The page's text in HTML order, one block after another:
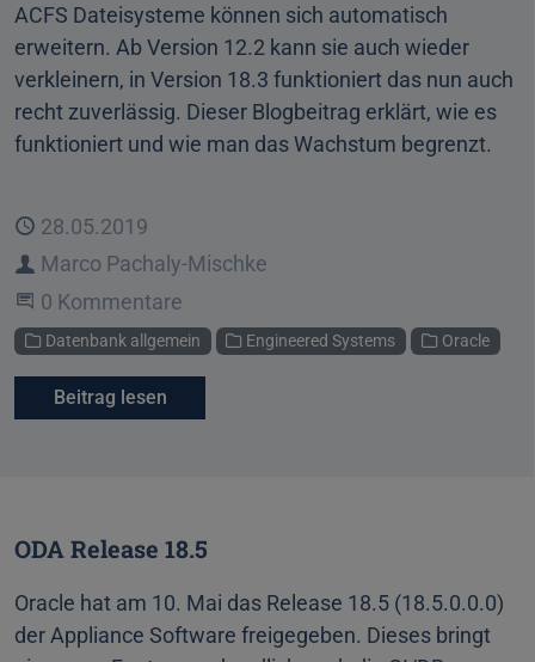
ACFS Dateisysteme können sich automatisch
erweitern. Ab Version 12.2 kann sie auch wieder
verkleinern, in Version 18.3 funktioniert das nun auch
recht zuverlässig. Dieser Blogbeitrag erklärt, wie es
funktioniert und wie man das Wachstum begrenzt.
Veröffentlicht
28.05.2019
Autor
Marco Pachaly-Mischke
Beginne eine Unterhaltung
0 Kommentare
Kategorien
Datenbank allgemein Engineered Systems Oracle
Beitrag lesen
ODA Release 18.5
Oracle hat am 10. Mai das Release 18.5 (18.5.0.0.0)
der Appliance Software freigegeben. Dieses bringt